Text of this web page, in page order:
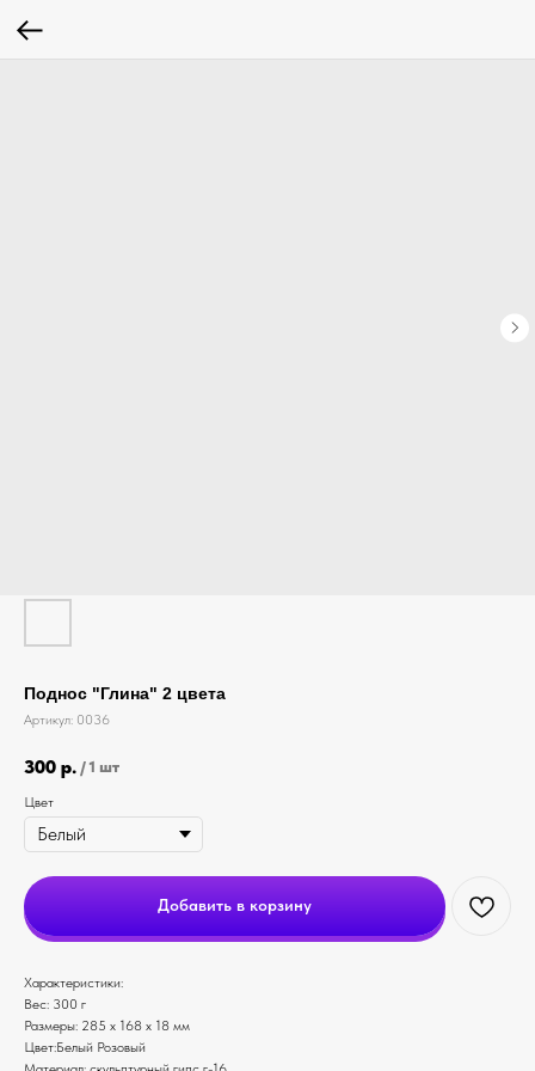
Поднос "Глина" 2 цвета
Артикул: 0036
300 р. / 1 шт
Цвет
Добавить в корзину
Характеристики:
Вес: 300 г
Размеры: 285 х 168 х 18 мм
Цвет:Белый Розовый